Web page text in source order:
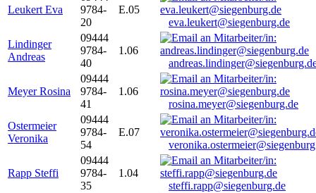
Leukert Eva
9784-
20
E.05
eva.leukert@siegenburg.de
Lindinger
Andreas
09444
9784-
40
1.06
Meyer Rosina
09444
9784-
41
1.06
rosina.meyer@siegenburg.de
Ostermeier
Veronika
09444
9784-
54
E.07
Rapp Steffi
09444
9784-
35
1.04
steffi.rapp@siegenburg.de